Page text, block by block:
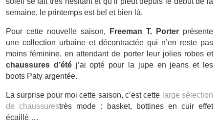
semaine, le printemps est bel et bien là.
Pour cette nouvelle saison, Freeman T. Porter présente
une collection urbaine et décontractée qui n’en reste pas
moins féminine, en attendant de porter leur jolies robes et
chaussures d’étéj’ai opté pour la jupe en jeans et les
boots Paty argentée.
La surprise pour moi cette saison, c’est cette large sélection
de chaussurestrès mode : basket, bottines en cuir effet
écaillé …